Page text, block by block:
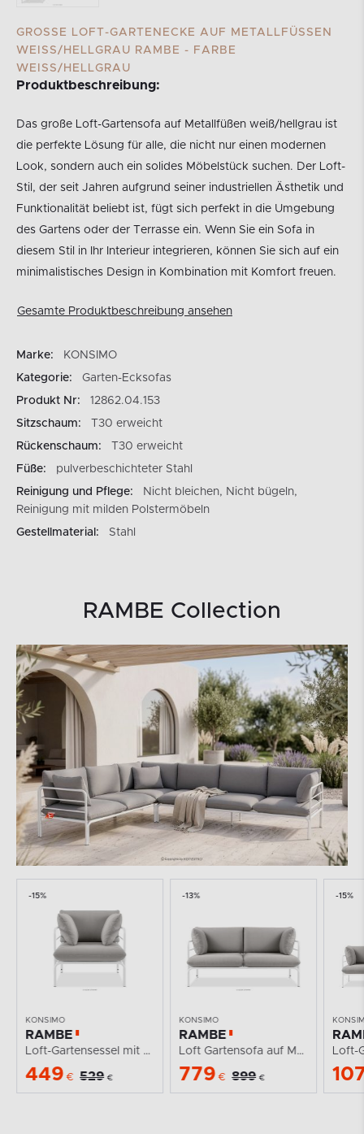
GROSSE LOFT-GARTENECKE AUF METALLFÜSSEN WE
ISS/HELLGRAU RAMBE - FARBE WEI
SS/HELLGRAU
Produktbeschreibung:
Das große Loft-Gartensofa auf Metallfüßen weiß/hellgrau ist
die perfekte Lösung für alle, die nicht nur einen modernen
Look, sondern auch ein solides Möbelstück suchen. Der Loft-
Stil, der seit Jahren aufgrund seiner industriellen Ästhetik und
Funktionalität beliebt ist, fügt sich perfekt in die Umgebung
des Gartens oder der Terrasse ein. Wenn Sie ein Sofa in
diesem Stil in Ihr Interieur integrieren, können Sie sich auf ein
minimalistisches Design in Kombination mit Komfort freuen.
Gesamte Produktbeschreibung ansehen
Marke:
KONSIMO
Kategorie:
Garten-Ecksofas
Produkt Nr:
12862.04.153
Sitzschaum:
T30 erweicht
Rückenschaum:
T30 erweicht
Füße:
pulverbeschichteter Stahl
Reinigung und Pflege:
Nicht bleichen, Nicht bügeln,
Reinigung mit milden Polstermöbeln
Gestellmaterial:
Stahl
RAMBE Collection
-15%
KONSIMO
RAMBE
Loft-Gartensessel mit Metallbeinen weiß/hellgrau
449 € 529 €
-13%
KONSIMO
RAMBE
Loft Gartensofa auf Metallfüßen weiß/hellgrau
779 € 899 €
-15%